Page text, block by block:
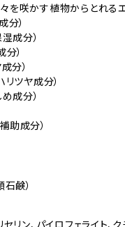
を咲かす植物からとれる
分）
成分）
）
分）
ツヤ成分）
成分）
助成分）
鹸）
リン、パイロフェライト